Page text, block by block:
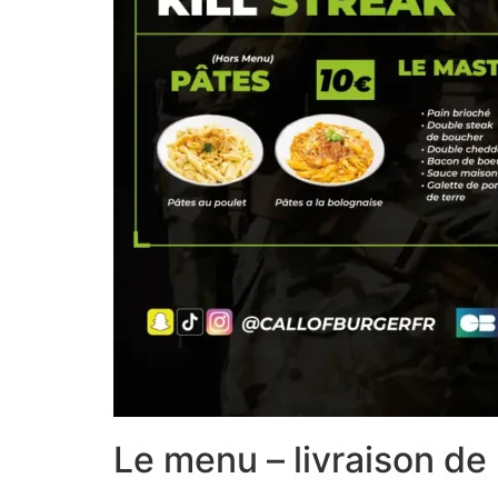
Le menu – livraison